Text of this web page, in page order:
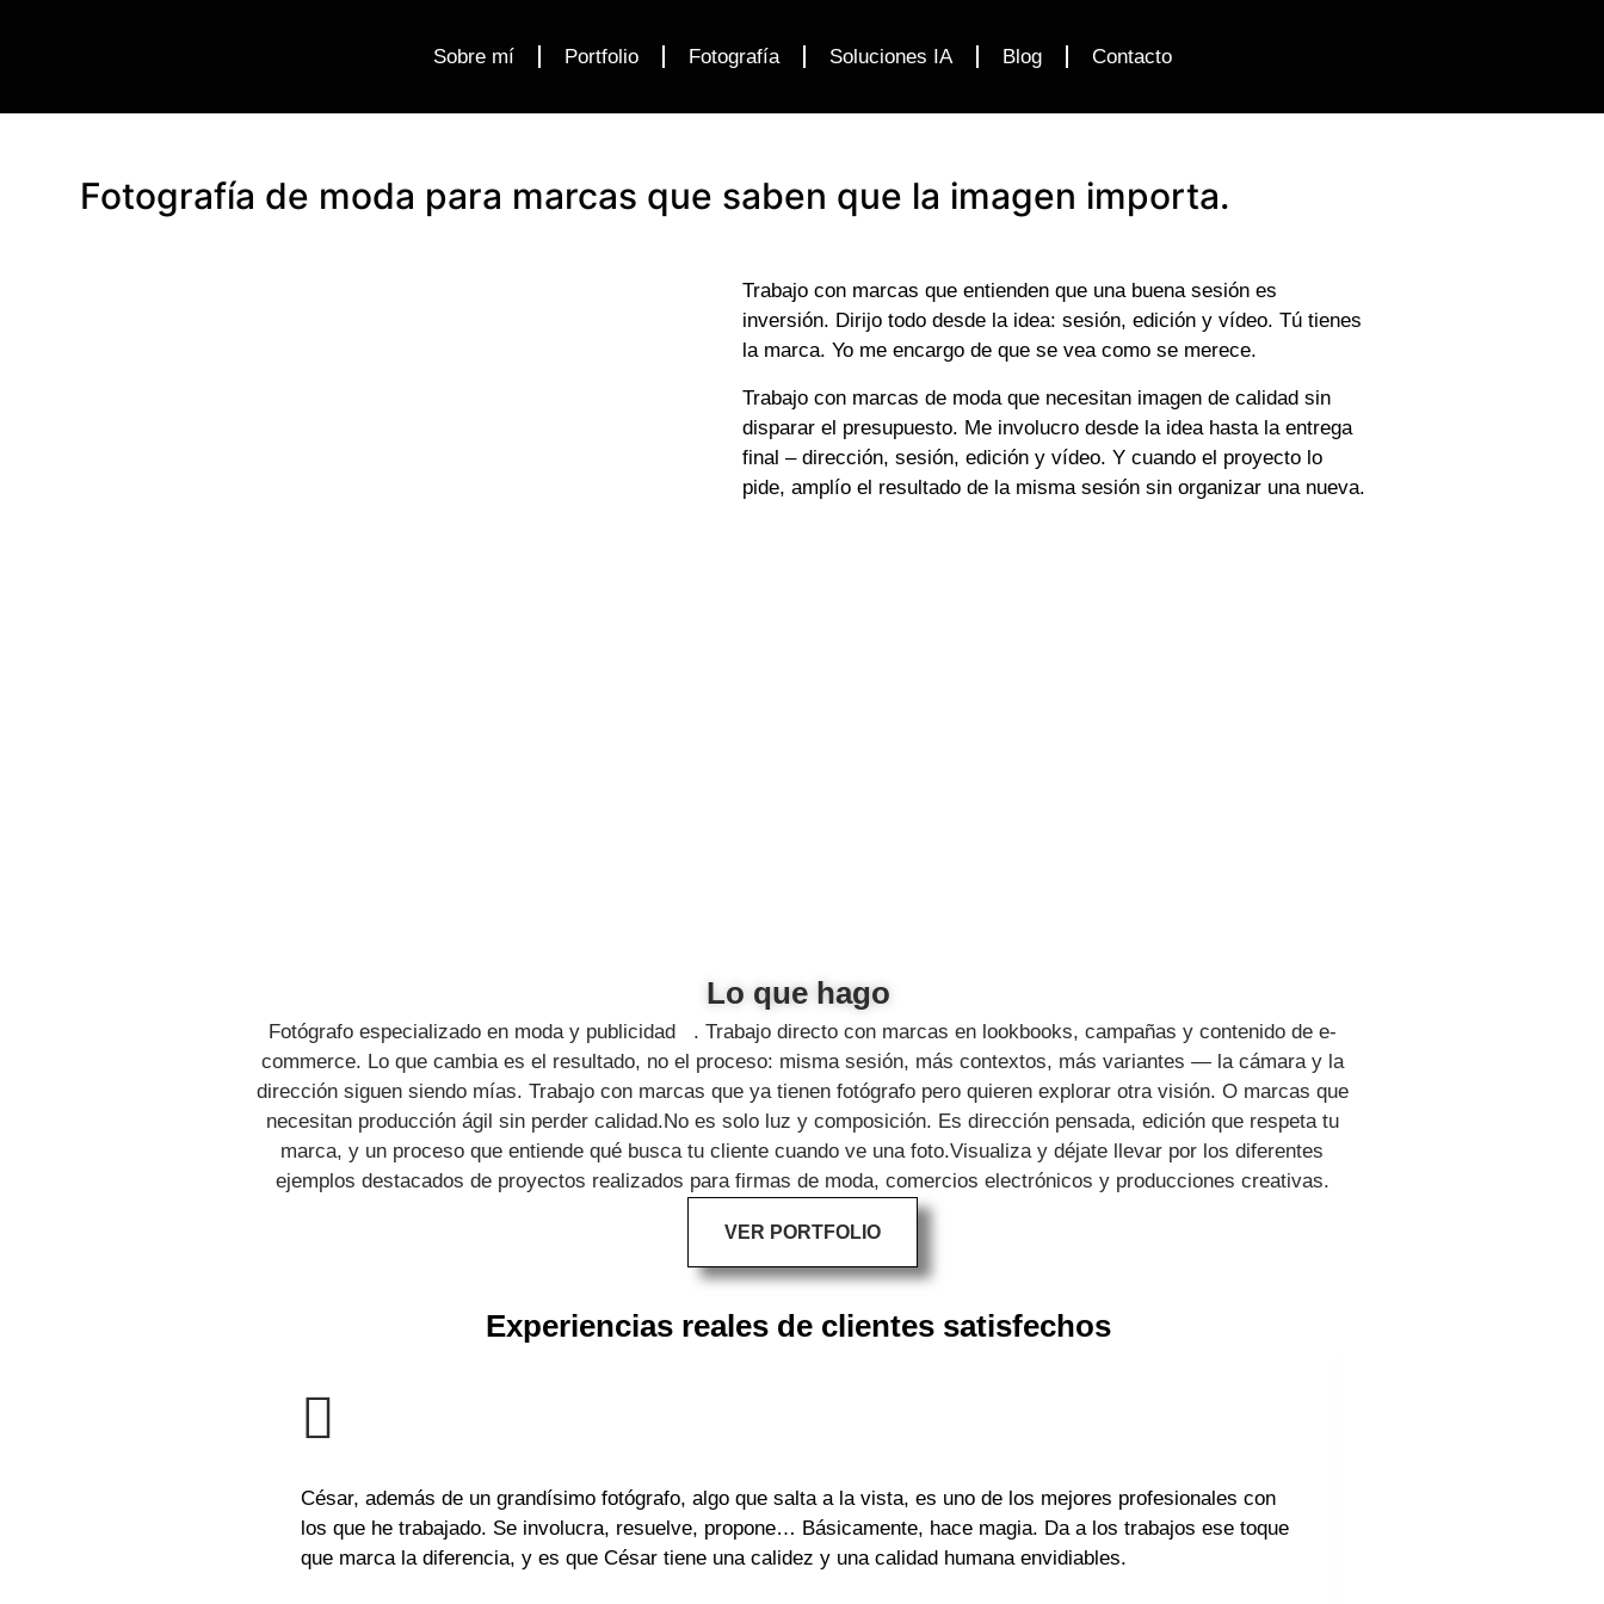
Sobre mí Portfolio Fotografía Soluciones IA Blog Contacto
Fotografía de moda para marcas que saben que la imagen importa.
Trabajo con marcas que entienden que una buena sesión es
inversión. Dirijo todo desde la idea: sesión, edición y vídeo. Tú tienes
la marca. Yo me encargo de que se vea como se merece.
Trabajo con marcas de moda que necesitan imagen de calidad sin
disparar el presupuesto. Me involucro desde la idea hasta la entrega
final – dirección, sesión, edición y vídeo. Y cuando el proyecto lo
pide, amplío el resultado de la misma sesión sin organizar una nueva.
Lo que hago
Fotógrafo especializado en moda y publicidad . Trabajo directo con marcas en lookbooks, campañas y contenido de e-
commerce. Lo que cambia es el resultado, no el proceso: misma sesión, más contextos, más variantes — la cámara y la
dirección siguen siendo mías. Trabajo con marcas que ya tienen fotógrafo pero quieren explorar otra visión. O marcas que
necesitan producción ágil sin perder calidad.No es solo luz y composición. Es dirección pensada, edición que respeta tu
marca, y un proceso que entiende qué busca tu cliente cuando ve una foto.Visualiza y déjate llevar por los diferentes
ejemplos destacados de proyectos realizados para firmas de moda, comercios electrónicos y producciones creativas.
VER PORTFOLIO
Experiencias reales de clientes satisfechos
César, además de un grandísimo fotógrafo, algo que salta a la vista, es uno de los mejores profesionales con
los que he trabajado. Se involucra, resuelve, propone… Básicamente, hace magia. Da a los trabajos ese toque
que marca la diferencia, y es que César tiene una calidez y una calidad humana envidiables.